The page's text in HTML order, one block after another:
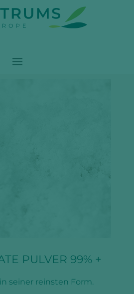
PULVER 99% +
seiner reinsten Form.